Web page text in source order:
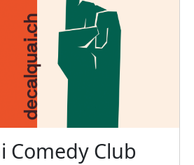
Comedy Club